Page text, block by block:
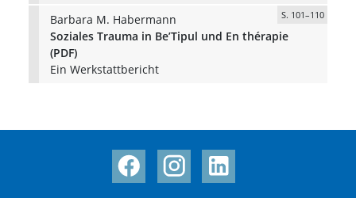
Barbara M. Habermann
S. 101–110
Soziales Trauma in Be’Tipul und En thérapie
(PDF)
Ein Werkstattbericht